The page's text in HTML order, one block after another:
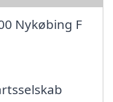
Nykøbing F